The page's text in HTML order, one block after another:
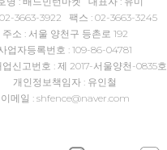
3663-3922 팩스 : 02-3663-3245
주소 : 서울 양천구 등촌로 192
업자등록번호 : 109-86-04781
신고번호 : 제 2017-서울양천-0835호
개인정보책임자 : 유인철
이메일 : shfence@naver.com